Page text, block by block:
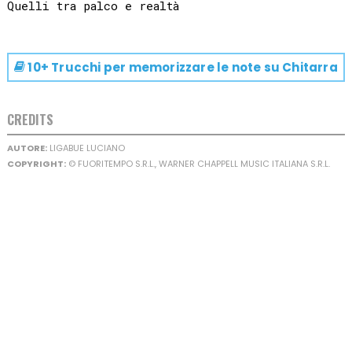
Quelli tra palco e realtà
10+ Trucchi per memorizzare le note su Chitarra
CREDITS
AUTORE:LIGABUE LUCIANO
COPYRIGHT:© FUORITEMPO S.R.L., WARNER CHAPPELL MUSIC ITALIANA S.R.L.